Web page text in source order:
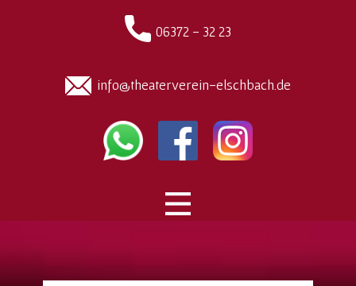
06372 - 32 23
info@theaterverein-elschbach.de